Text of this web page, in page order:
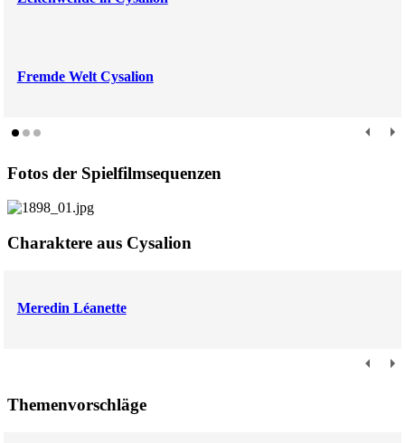
Fremde Welt Cysalion
Fotos der Spielfilmsequenzen
Charaktere aus Cysalion
Meredin Léanette
Themenvorschläge